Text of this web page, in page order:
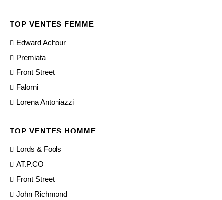
TOP VENTES FEMME
Edward Achour
Premiata
Front Street
Falorni
Lorena Antoniazzi
TOP VENTES HOMME
Lords & Fools
AT.P.CO
Front Street
John Richmond